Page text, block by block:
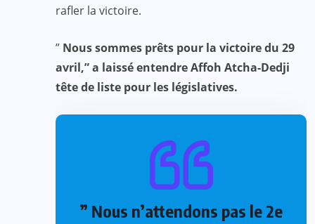
rafler la victoire.
” Nous sommes prêts pour la victoire du 29
avril,” a laissé entendre Affoh Atcha-Dedji
tête de liste pour les législatives.
” Nous n’attendons pas le 2e